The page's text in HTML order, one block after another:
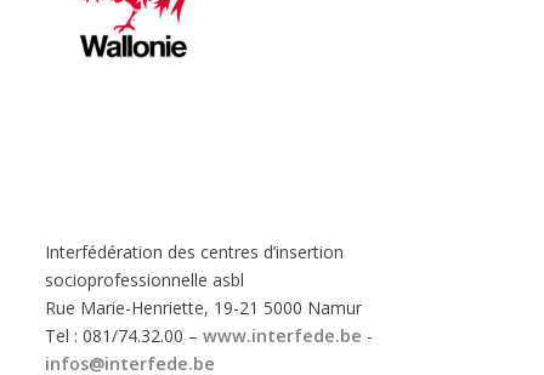
Interfédération des centres d’insertion
socioprofessionnelle asbl
Rue Marie-Henriette, 19-21 5000 Namur
Tel : 081/74.32.00 –www.interfede.be -
infos@interfede.be